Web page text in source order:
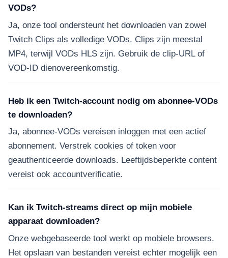
VODs?
Ja, onze tool ondersteunt het downloaden van zowel
Twitch Clips als volledige VODs. Clips zijn meestal
MP4, terwijl VODs HLS zijn. Gebruik de clip-URL of
VOD-ID dienovereenkomstig.
Heb ik een Twitch-account nodig om abonnee-VODs
te downloaden?
Ja, abonnee-VODs vereisen inloggen met een actief
abonnement. Verstrek cookies of token voor
geauthenticeerde downloads. Leeftijdsbeperkte content
vereist ook accountverificatie.
Kan ik Twitch-streams direct op mijn mobiele
apparaat downloaden?
Onze webgebaseerde tool werkt op mobiele browsers.
Het opslaan van bestanden vereist echter mogelijk een